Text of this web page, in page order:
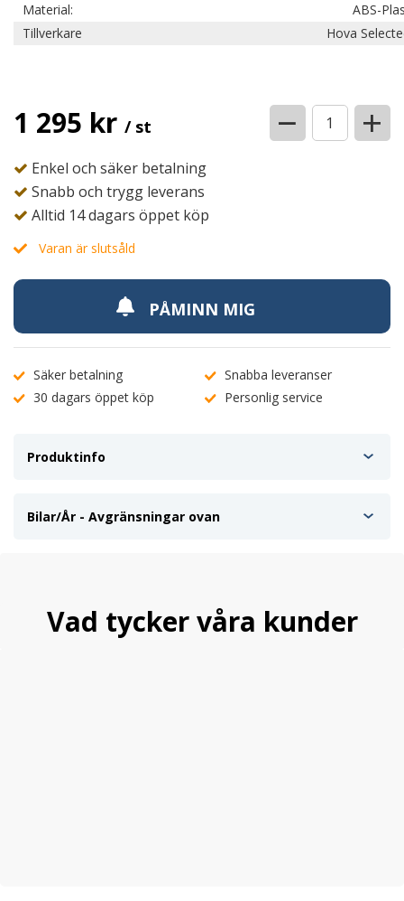
Material:
ABS-
Tillverkare
Hova
1 295 kr / st − +
Enkel och säker betalning
Snabb och trygg leverans
Alltid 14 dagars öppet köp
Varan är slutsåld
PÅMINN MIG
Säker betalning
Snabba leveranser
30 dagars öppet köp
Personlig service
Produktinfo
Bilar/År - Avgränsningar ovan
Vad tycker våra kunder